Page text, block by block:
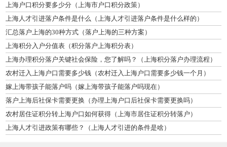
上海户口积分要多少分（上海市户口积分政策）
上海人才引进落户条件是什么（上海人才引进落户条件是什么样的）
汇总落户上海的30种方式（落户上海的三种方案）
上海积分入户分值表（积分落户上海积分表）
上海办理积分落户关键社会保险，您了解吗？（上海积分落户办理流程）
农村迁入上海户口需要多少钱（农村迁入上海户口需要多少钱一个月）
嫁上海带孩子能落户吗（嫁上海带孩子能落户吗现在）
落户上海后社保卡需要更换（办理上海户口后社保卡需要更换吗）
农村居住证积分转上海户口如何获得（上海市居住证积分转落户）
上海人才引进政策有哪些？（上海人才引进的条件是啥）